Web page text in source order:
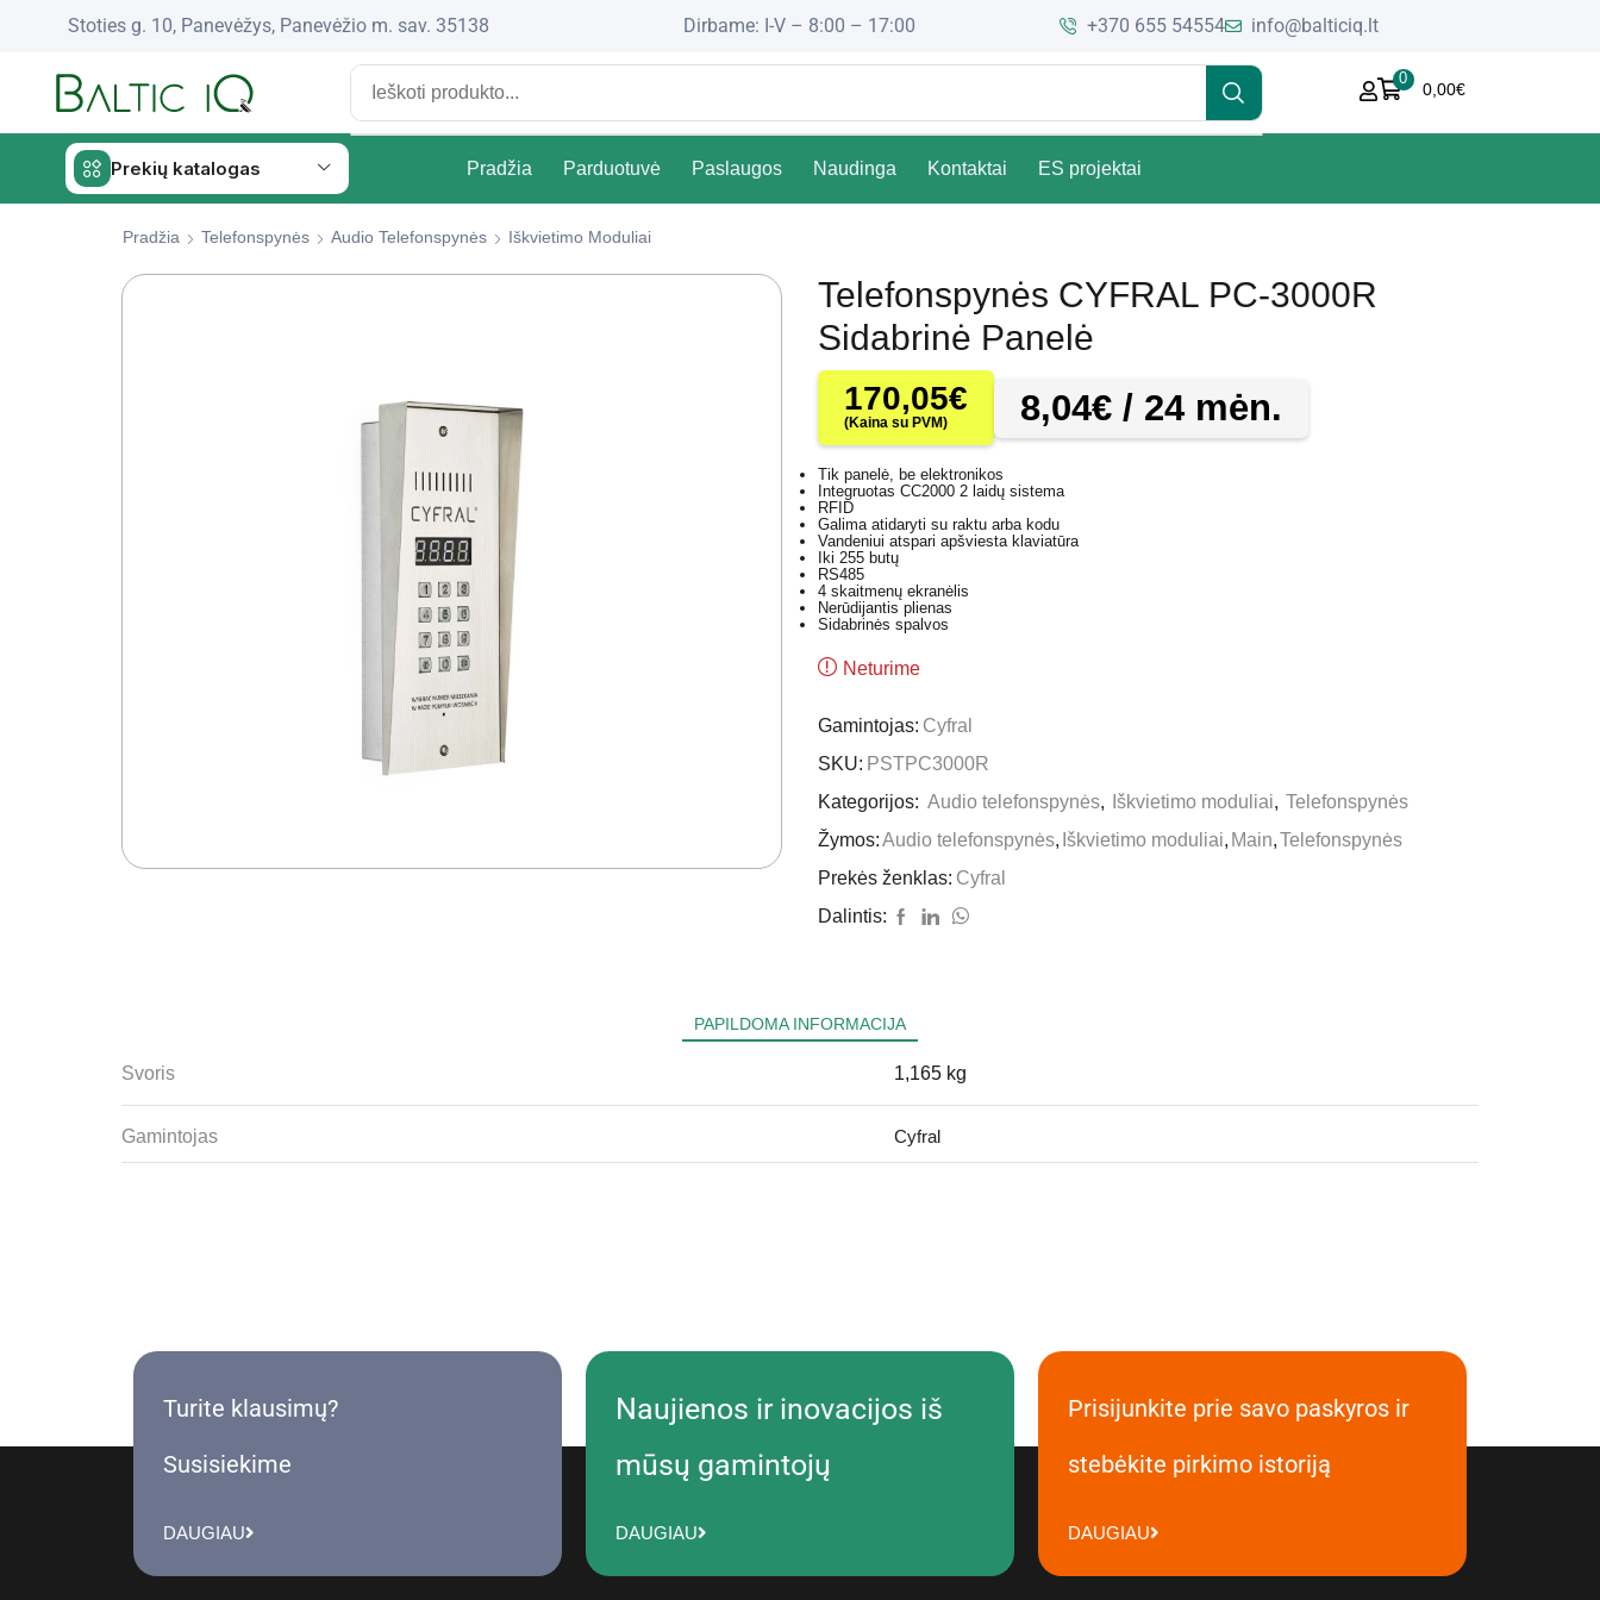
Stoties g. 10, Panevėžys, Panevėžio m. sav. 35138 Dirbame: I-V – 8:00 – 17:00 +370 655 54554 info@balticiq.lt
0
0,00€
Prekių katalogas Pradžia Parduotuvė Paslaugos Naudinga Kontaktai ES projektai
Pradžia Telefonspynės Audio Telefonspynės Iškvietimo Moduliai
Telefonspynės CYFRAL PC-3000R
Sidabrinė Panelė
170,05€
(Kaina su PVM) 8,04€ / 24 mėn.
Tik panelė, be elektronikos
Integruotas CC2000 2 laidų sistema
RFID
Galima atidaryti su raktu arba kodu
Vandeniui atspari apšviesta klaviatūra
Iki 255 butų
RS485
4 skaitmenų ekranėlis
Nerūdijantis plienas
Sidabrinės spalvos
Neturime
Gamintojas: Cyfral
SKU: PSTPC3000R
Kategorijos: Audio telefonspynės, Iškvietimo moduliai, Telefonspynės
Žymos:Audio telefonspynės, Iškvietimo moduliai, Main,Telefonspynės
Prekės ženklas: Cyfral
Dalintis:
PAPILDOMA INFORMACIJA
Svoris 1,165 kg
Gamintojas Cyfral
Turite klausimų?
Susisiekime
DAUGIAU
Naujienos ir inovacijos iš
mūsų gamintojų
DAUGIAU
Prisijunkite prie savo paskyros ir
stebėkite pirkimo istoriją
DAUGIAU